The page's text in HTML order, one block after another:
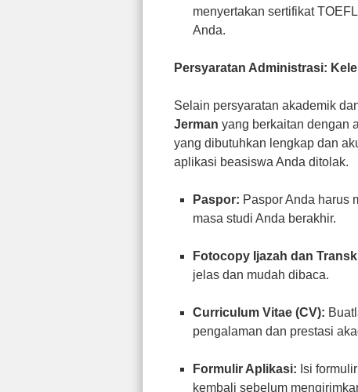
menyertakan sertifikat
Anda.
Persyaratan Administrasi:
Selain persyaratan akademik
Jerman yang berkaitan dengan
yang dibutuhkan lengkap dan
aplikasi beasiswa Anda ditolak.
Paspor: Paspor Anda harus
masa studi Anda berakhir.
Fotocopy Ijazah dan
jelas dan mudah dibaca.
Curriculum Vitae (CV):
pengalaman dan prestasi
Formulir Aplikasi: Isi
kembali sebelum